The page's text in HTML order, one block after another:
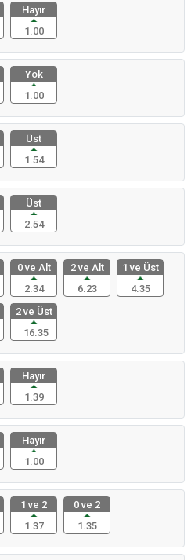
Hayır
1.00
Yok
1.00
Üst
1.54
Üst
2.54
0 ve Alt
2.34
2 ve Alt
6.23
1 ve Üst
4.35
2 ve Üst
16.35
Hayır
1.39
Hayır
1.00
1 ve 2
1.37
0 ve 2
1.35